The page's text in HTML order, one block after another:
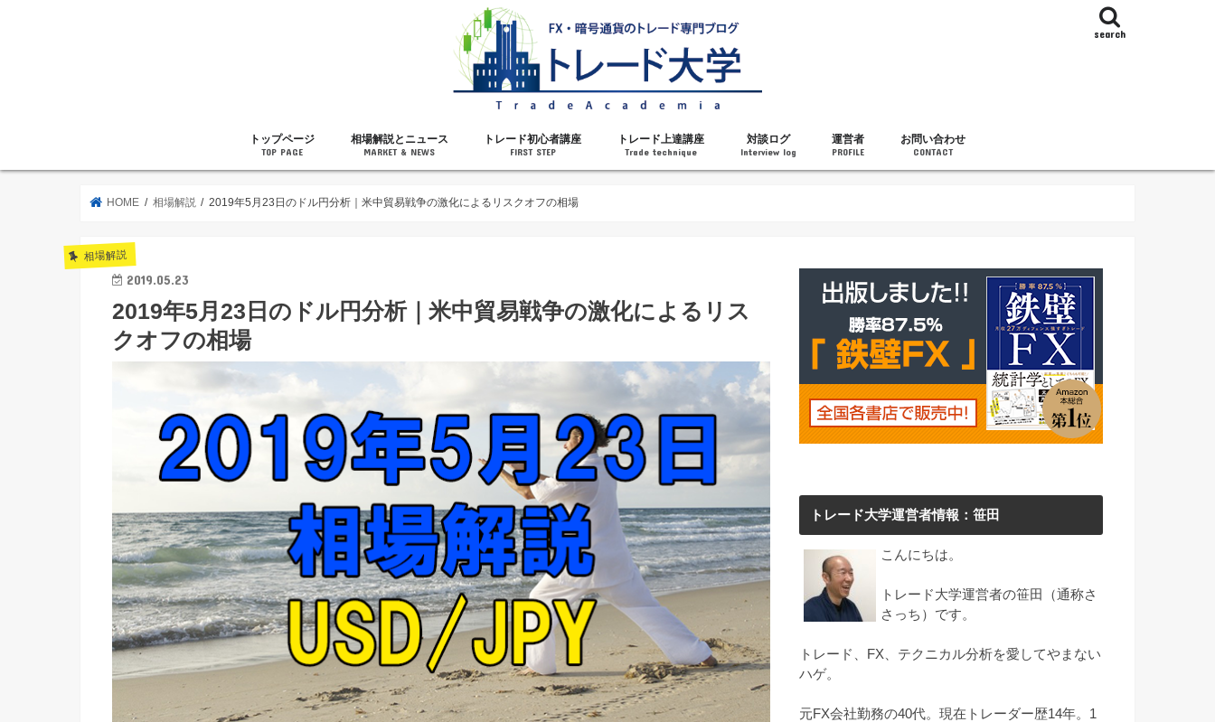
search
トップページ
TOP PAGE
相場解説とニュース
MARKET & NEWS
トレード初心者講座
FIRST STEP
トレード上達講座
Trade technique
対談ログ
Interview log
運営者
PROFILE
お問い合わせ
CONTACT
HOME 相場解説 2019年5月23日のドル円分析｜米中貿易戦争の激化によるリスクオフの相場
相場解説
2019.05.23
2019年5月23日のドル円分析｜米中貿易戦争の激化によるリス
クオフの相場
トレード大学運営者情報：笹田
こんにちは。
トレード大学運営者の笹田（通称さ
さっち）です。
トレード、FX、テクニカル分析を愛してやまない
ハゲ。
元FX会社勤務の40代。現在トレーダー歴14年。1